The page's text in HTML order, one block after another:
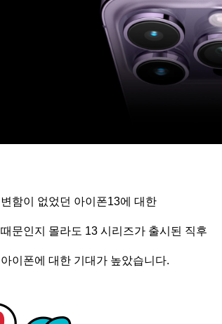
함이 없었던 아이폰13에 대한
문인지 몰라도 13 시리즈가 출시된 직후
이폰에 대한 기대가 높았습니다.